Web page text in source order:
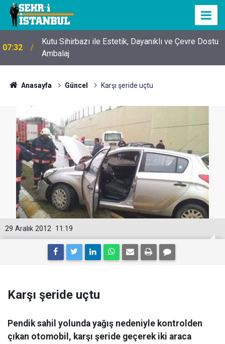
07:32
Kutu Sihirbazı ile Estetik, Dayanıklı ve Çevre Dostu
Ambalaj
Anasayfa Güncel Karşı şeride uçtu
11:19
29 Aralık 2012
Karşı şeride uçtu
Pendik sahil yolunda yağış nedeniyle kontrolden
çıkan otomobil, karşı şeride geçerek iki araca